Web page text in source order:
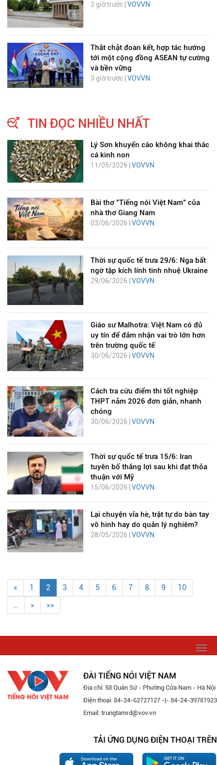
2 giờ trước | VOVVN
Thắt chặt đoàn kết, hợp tác hướng
tới một cộng đồng ASEAN tự cường
và bền vững
3 giờ trước |VOVVN
TIN ĐỌC NHIỀU NHẤT
Lý Sơn khuyến cáo không khai thác
cá kình non
11/05/2026 | VOVVN
Bài thơ "Tiếng nói Việt Nam" của
nhà thơ Giang Nam
03/06/2026 | VOVVN
Thời sự quốc tế trưa 29/6: Nga bất
ngờ tập kích lính tinh nhuệ Ukraine
29/06/2026 | VOVVN
Giáo sư Malhotra: Việt Nam có đủ
uy tín để đảm nhận vai trò lớn hơn
trên trường quốc tế
30/06/2026 | VOVVN
Cách tra cứu điểm thi tốt nghiệp
THPT năm 2026 đơn giản, nhanh
chóng
30/06/2026 | VOVVN
Thời sự quốc tế trưa 15/6: Iran
tuyên bố thắng lợi sau khi đạt thỏa
thuận với Mỹ
15/06/2026 | VOVVN
Lại chuyện vỉa hè, trật tự do bàn tay
vô hình hay do quản lý nghiêm?
28/05/2026 | VOVVN
« 1 2 3 4 5 6 7 8 9
10
…
» »»
ĐÀI TIẾNG NÓI VIỆT NAM
Địa chỉ: 58 Quán Sứ - Phường Cửa Nam - Hà Nội
Điện thoại: 84-24-62727127 -|- 84-24-39781923
Email: trungtamrd@vov.vn
TẢI ỨNG DỤNG ĐIỆN THOẠI TRÊN